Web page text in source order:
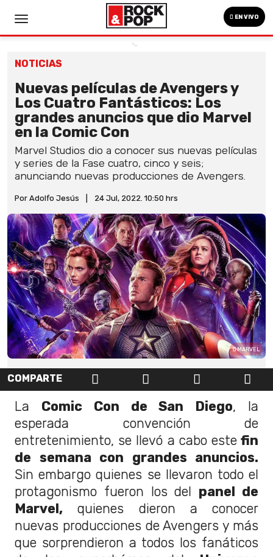
EN VIVO
NOTICIAS
Nuevas películas de Avengers y
Los Cuatro Fantásticos: Los
grandes anuncios que dio Marvel
en la Comic Con
Marvel Studios dio a conocer sus nuevas películas
y series de la Fase cuatro, cinco y seis;
anunciando nuevas producciones de Avengers.
Por Adolfo Jesús 24 Jul, 2022. 10:50 hrs
MARVEL
COMPARTE
La Comic Con de San Diego, la
esperada convención de
entretenimiento, se llevó a cabo estefin
de semana con grandes anuncios.
Sin embargo quienes se llevaron todo el
protagonismo fueron los del panel de
Marvel, quienes dieron a conocer
nuevas producciones de Avengers y más
que sorprendieron a todos los fanáticos